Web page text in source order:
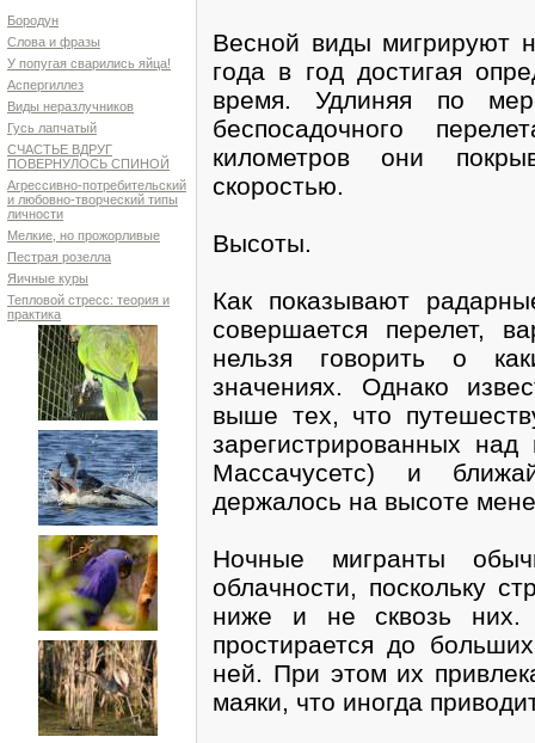
Бородун
Слова и фразы
У попугая сварились яйца!
Аспергиллез
Виды неразлучников
Гусь лапчатый
СЧАСТЬЕ ВДРУГ
ПОВЕРНУЛОСЬ СПИНОЙ
Агрессивно-потребительский
и любовно-творческий типы
личности
Мелкие, но прожорливые
Пестрая розелла
Яичные куры
Тепловой стресс: теория и
практика
Весной виды мигрируют
года в год достигая
время. Удлиняя по
беспосадочного
километров они
скоростью.
Высоты.
Как показывают
совершается перелет,
нельзя говорить о
значениях. Однако
выше тех, что
зарегистрированных
Массачусетс) и
держалось на высоте
Ночные мигранты
облачности, поскольку
ниже и не сквозь них.
простирается до
ней. При этом их
маяки, что иногда